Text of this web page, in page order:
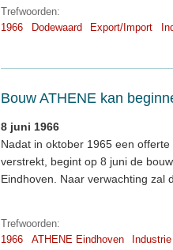
Trefwoorden:
1966
Dodewaard Export/Import
Bouw ATHENE kan
8 juni 1966
Nadat in oktober 1965 een
verstrekt, begint op 8 juni de
Eindhoven. Naar verwachting zal
Trefwoorden:
1966
ATHENE Eindhoven Industrie